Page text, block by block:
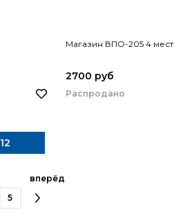
Магазин ВПО-205 4 мест
2700 руб
Распродано
5
вперёд